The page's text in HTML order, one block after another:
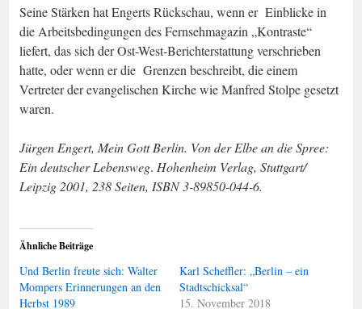
Seine Stärken hat Engerts Rückschau, wenn er Einblicke in
die Arbeitsbedingungen des Fernsehmagazin „Kontraste“
liefert, das sich der Ost-West-Berichterstattung verschrieben
hatte, oder wenn er die Grenzen beschreibt, die einem
Vertreter der evangelischen Kirche wie Manfred Stolpe gesetzt
waren.
Jürgen Engert, Mein Gott Berlin. Von der Elbe an die Spree:
Ein deutscher Lebensweg. Hohenheim Verlag, Stuttgart/
Leipzig 2001, 238 Seiten, ISBN 3-89850-044-6.
Ähnliche Beiträge
Und Berlin freute sich: Walter
Mompers Erinnerungen an den
Herbst 1989
Karl Scheffler: „Berlin – ein
Stadtschicksal“
15. November 2018